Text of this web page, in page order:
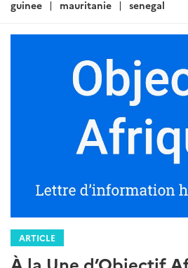
guinee mauritanie senegal
ARTICLE